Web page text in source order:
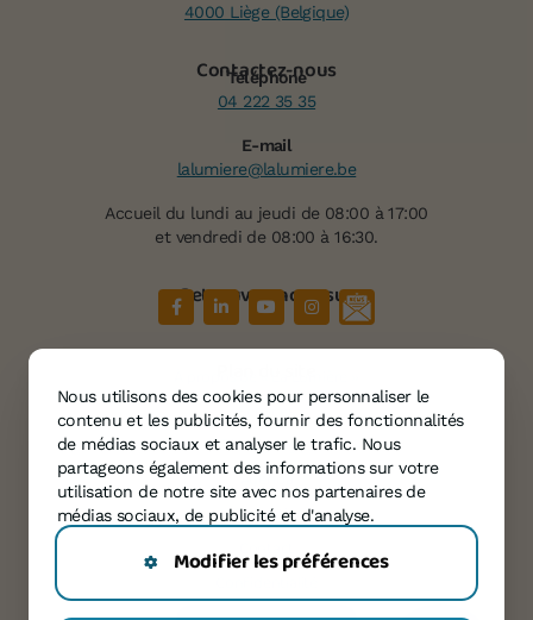
Nous utilisons des cookies pour personnaliser le
contenu et les publicités, fournir des fonctionnalités
de médias sociaux et analyser le trafic. Nous
partageons également des informations sur votre
utilisation de notre site avec nos partenaires de
médias sociaux, de publicité et d'analyse.
Modifier les préférences
4000 Liège (Belgique)
Contactez-nous
Téléphone
04 222 35 35
E-mail
lalumiere@lalumiere.be
Accueil du lundi au jeudi de 08:00 à 17:00
et vendredi de 08:00 à 16:30.
Retrouvez-nous sur
Services
Témoignages
Agenda
Informations
Contact